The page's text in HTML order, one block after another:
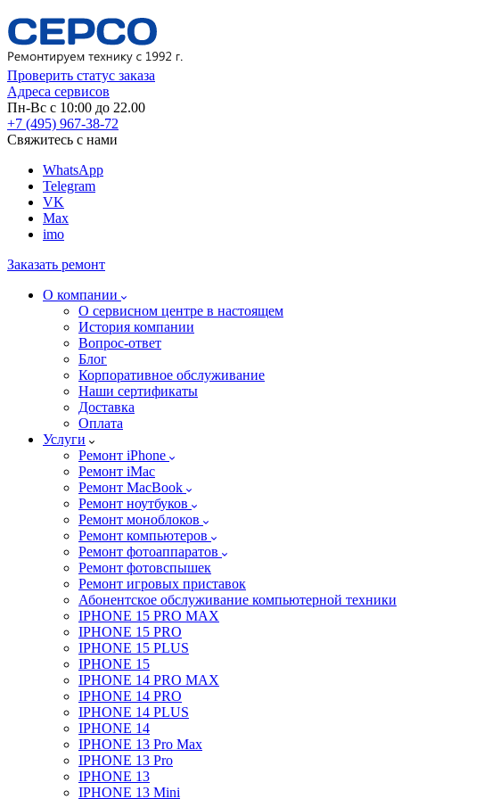
Проверить статус заказа
Адреса сервисов
Пн-Вс с 10:00 до 22.00
+7 (495) 967-38-72
Свяжитесь с нами
WhatsApp
Telegram
VK
Max
imo
Заказать ремонт
О компании
О сервисном центре в настоящем
История компании
Вопрос-ответ
Блог
Корпоративное обслуживание
Наши сертификаты
Доставка
Оплата
Услуги
Ремонт iPhone
Ремонт iMac
Ремонт MacBook
Ремонт ноутбуков
Ремонт моноблоков
Ремонт компьютеров
Ремонт фотоаппаратов
Ремонт фотовспышек
Ремонт игровых приставок
Абонентское обслуживание компьютерной техники
IPHONE 15 PRO MAX
IPHONE 15 PRO
IPHONE 15 PLUS
IPHONE 15
IPHONE 14 PRO MAX
IPHONE 14 PRO
IPHONE 14 PLUS
IPHONE 14
IPHONE 13 Pro Max
IPHONE 13 Pro
IPHONE 13
IPHONE 13 Mini